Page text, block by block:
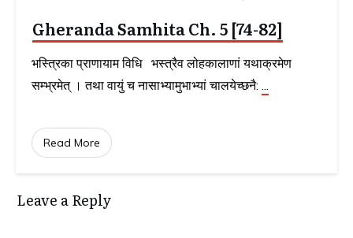
Gheranda Samhita Ch. 5 [74-82]
भस्त्रिका प्राणायाम विधि भस्त्रैव लोहकालाणां यथाक्रमेण
सम्भ्रमेत् । तथा वायुं च नासाभ्यामुभाभ्यां चालयेच्छनै: ...
Read More
Leave a Reply